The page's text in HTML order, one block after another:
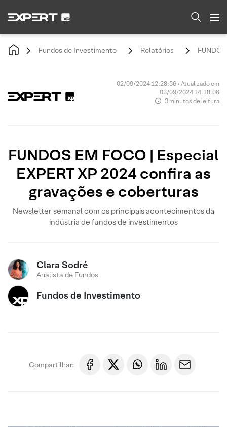
Fundos de Investimento Relatórios
02/09/2024 12:28:56 • Atualizado em
03/09/2024 14:18:06
3 minutos de leitura
FUNDOS EM FOCO | Especial
EXPERT XP 2024 confira as
gravações e coberturas
Newsletter semanal com os principais acontecimentos da
indústria de fundos de investimentos
Clara Sodré
Analista de Fundos
Fundos de Investimento
Compartilhar: